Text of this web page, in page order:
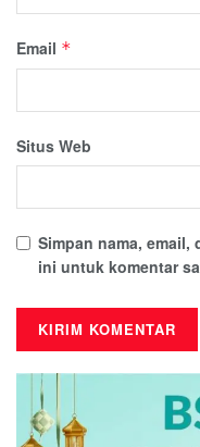
Email *
Situs Web
Simpan nama, email,
ini untuk komentar